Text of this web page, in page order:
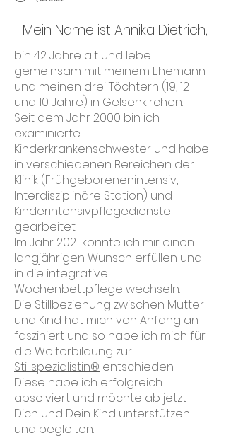
Mein Name ist Annika Dietrich,
bin 42 Jahre alt und lebe
gemeinsam mit meinem Ehemann
und meinen drei Töchtern (19, 12
und 10 Jahre) in Gelsenkirchen.
Seit dem Jahr 2000 bin ich
examinierte
Kinderkrankenschwester und habe
in verschiedenen Bereichen der
Klinik (Frühgeborenenintensiv,
Interdisziplinäre Station) und
Kinderintensivpflegedienste
gearbeitet.
Im Jahr 2021 konnte ich mir einen
langjährigen Wunsch erfüllen und
in die integrative
Wochenbettpflege wechseln.
Die Stillbeziehung zwischen Mutter
und Kind hat mich von Anfang an
fasziniert und so habe ich mich für
die Weiterbildung zur
Stillspezialistin® entschieden.
Diese habe ich erfolgreich
absolviert und möchte ab jetzt
Dich und Dein Kind unterstützen
und begleiten.